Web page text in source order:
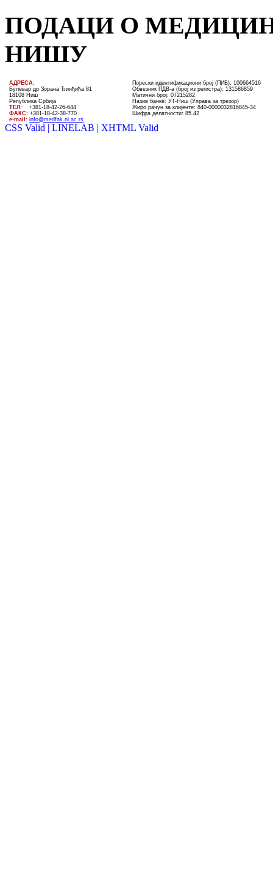
ПОДАЦИ О
НИШУ
AДРЕСА:
Булевар др Зорана Ђинђића 81
18108 Ниш
Република Србија
ТЕЛ: +381-18-42-26-644
ФАКС: +381-18-42-38-770
e-mail: info@medfak.ni.ac.rs
Порески идентификациони број (ПИБ): 100664516
Обвезник ПДВ-а (број из регистра): 131586859
Матични број: 07215282
Назив банке: УT-Ниш (Управа за трезор)
Жиро рачун за клијенте:840-0000032816845-34
Шифра делатности: 85.42
CSS Valid | LINELAB | XHTML Valid